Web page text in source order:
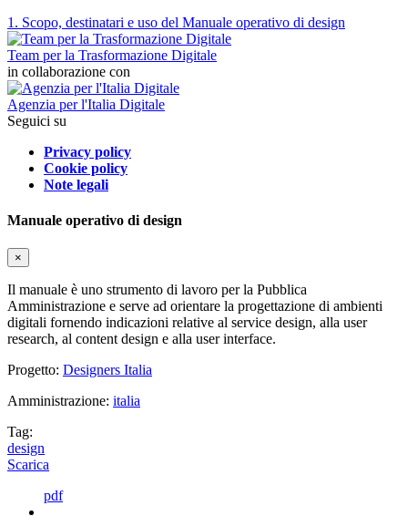
1. Scopo, destinatari e uso del Manuale operativo di design
Team per la Trasformazione Digitale
in collaborazione con
Agenzia per l'Italia Digitale
Seguici su
Privacy policy
Cookie policy
Note legali
Manuale operativo di design
×
Il manuale è uno strumento di lavoro per la Pubblica
Amministrazione e serve ad orientare la progettazione di ambienti
digitali fornendo indicazioni relative al service design, alla user
research, al content design e alla user interface.
Progetto: Designers Italia
Amministrazione: italia
Tag:
design
Scarica
pdf